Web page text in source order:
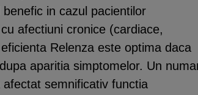
in cazul pacientilor
afectiuni cronice (cardiace,
Relenza este optima daca
aparitia simptomelor. Un
semnificativ functia